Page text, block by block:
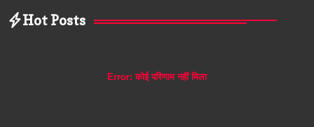
Hot Posts
Error: कोई परिणाम नहीं मिला